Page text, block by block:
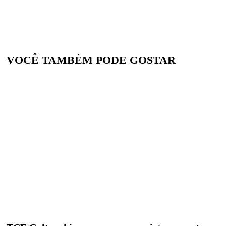
VOCÊ TAMBÉM PODE GOSTAR